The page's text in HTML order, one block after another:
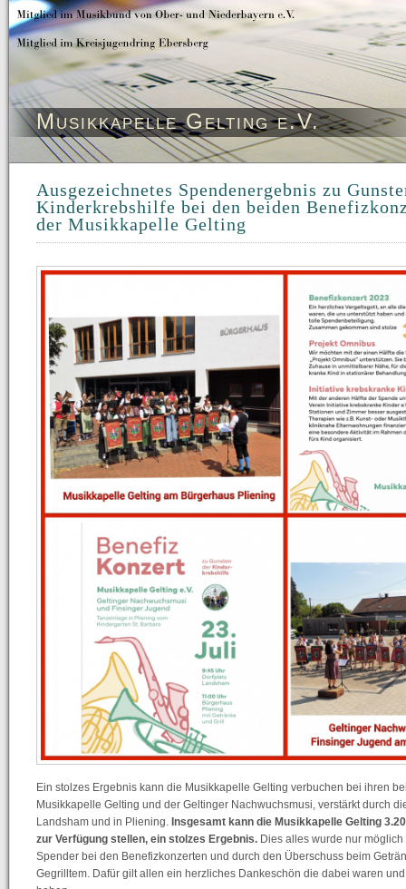
Musikkapelle Gelting e.V.
Ausgezeichnetes Spendenergebnis zu
Kinderkrebshilfe bei den beiden
der Musikkapelle Gelting
Ein stolzes Ergebnis kann die Musikkapelle Gelting verbuchen bei ihren
Musikkapelle Gelting und der Geltinger Nachwuchsmusi, verstärkt durch
Landsham und in Pliening. Insgesamt kann die Musikkapelle Gelting
zur Verfügung stellen, ein stolzes Ergebnis. Dies alles wurde nur
Spender bei den Benefizkonzerten und durch den Überschuss beim
Gegrilltem. Dafür gilt allen ein herzliches Dankeschön die dabei waren